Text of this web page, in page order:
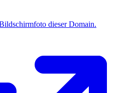
dieser Domain.